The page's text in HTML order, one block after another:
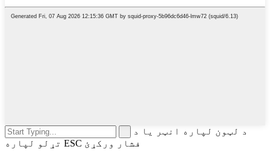
د لټون لپاره انټر یا د
تړلو لپاره ESC فشار ورکړئ